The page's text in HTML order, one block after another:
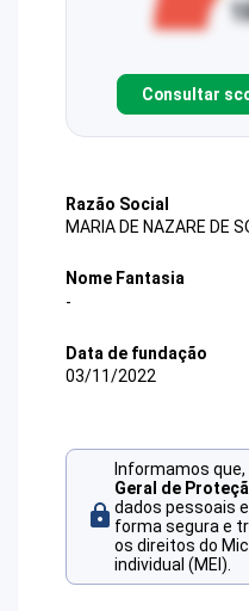
Consultar
Razão Social
MARIA DE NAZARE DE
Nome Fantasia
-
Data de fundação
03/11/2022
Informamos
Geral de
dados pessoais
forma segura e
os direitos do
individual (MEI).